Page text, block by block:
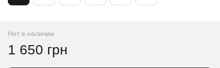
Нет в наличии
1 650 грн